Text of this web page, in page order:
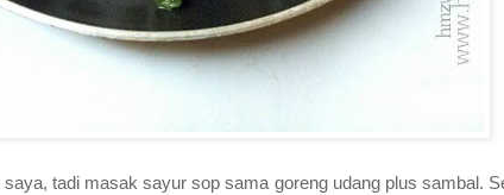
tadi masak sayur sop sama goreng udang plus sambal.